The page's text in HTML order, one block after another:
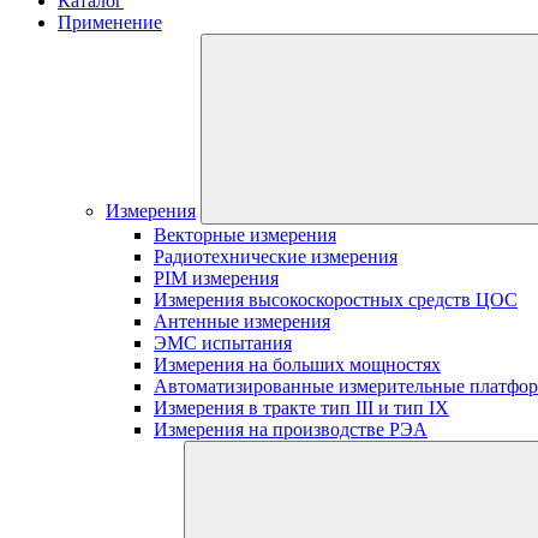
Применение
Измерения
Векторные измерения
Радиотехнические измерения
PIM измерения
Измерения высокоскоростных средств ЦОС
Антенные измерения
ЭМС испытания
Измерения на больших мощностях
Автоматизированные измерительные
Измерения в тракте тип III и тип IX
Измерения на производстве РЭА